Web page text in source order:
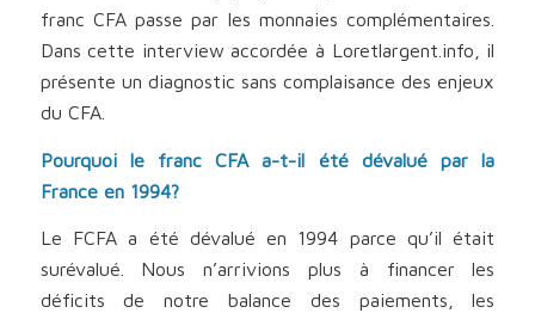
franc CFA passe par les monnaies complémentaires.
Dans cette interview accordée à Loretlargent.info, il
présente un diagnostic sans complaisance des enjeux
du CFA.
Pourquoi le franc CFA a-t-il été dévalué par la
France en 1994?
Le FCFA a été dévalué en 1994 parce qu’il était
surévalué. Nous n’arrivions plus à financer les
déficits de notre balance des paiements, les